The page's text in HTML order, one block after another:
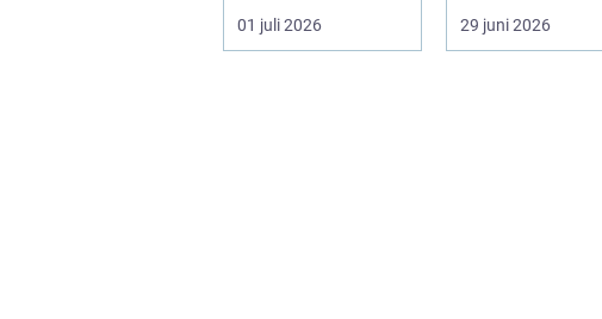
til et flot resultat, d...
01 juli 2026
valget af den rette
industriport a...
29 juni 2026